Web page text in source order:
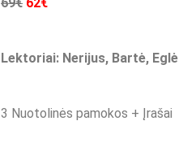
Lektoriai: Nerijus, Bartė, Eglė
3 Nuotolinės pamokos + Įrašai